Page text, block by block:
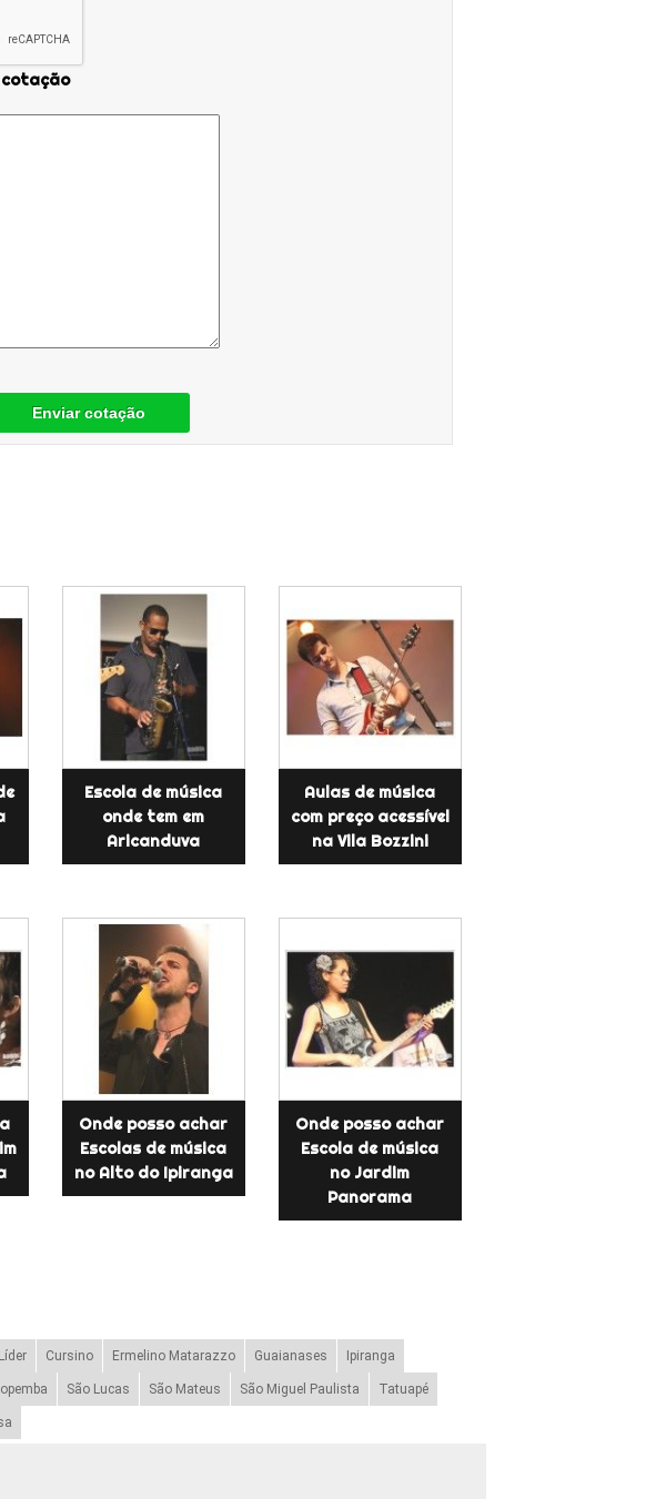
Enviar cotação
Escola de música
onde tem em
Aricanduva
Aulas de música
com preço acessível
na Vila Bozzini
Onde posso achar
Escolas de música
no Alto do Ipiranga
Onde posso achar
Escola de música
no Jardim
Panorama
Cursino Ermelino Matarazzo Guaianases Ipiranga
São Lucas São Mateus São Miguel Paulista Tatuapé